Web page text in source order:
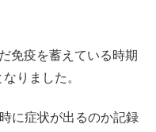
免疫を蓄えている時期
りました。
に症状が出るのか記録